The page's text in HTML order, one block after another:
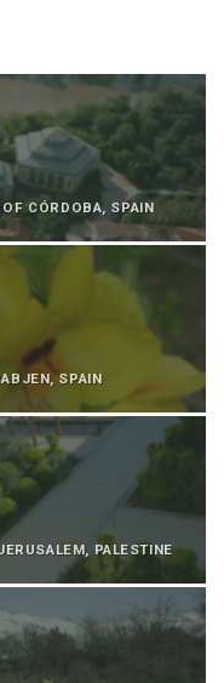
CÓRDOBA, SPAIN
SPAIN
PALESTINE